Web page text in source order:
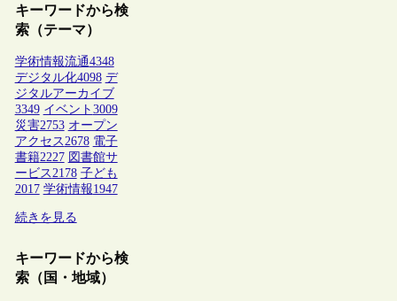
キーワードから検
索（テーマ）
学術情報流通4348
デジタル化4098 デ
ジタルアーカイブ
3349 イベント 3009
災害2753 オープン
アクセス2678 電子
書籍2227 図書館サ
ービス2178 子ども
2017 学術情報1947
続きを見る
キーワードから検
索（国・地域）